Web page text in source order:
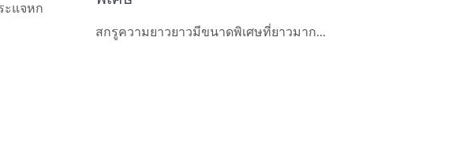
ะแจหก
สกรูความยาวยาวมีขนาดพิเศษที่ยาวมาก...